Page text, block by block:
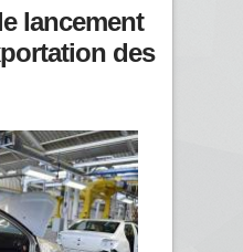
lancement
des